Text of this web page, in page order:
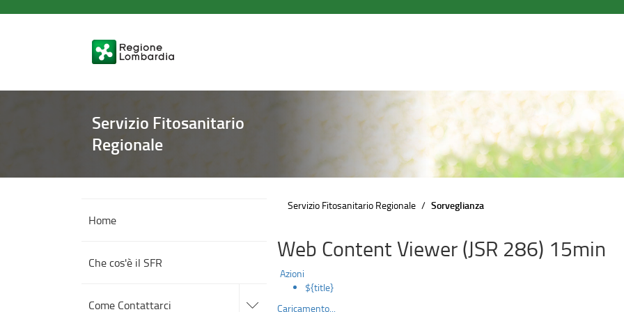
Sorveglianza
Servizio Fitosanitario
Regionale
Home
Che cos'è il SFR
Come Contattarci alle
Servizio Fitosanitario Regionale Sorveglianza
Web Content Viewer (JSR 286) 15min
Azioni
${title}
Caricamento...